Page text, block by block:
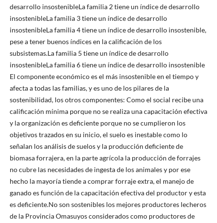
desarrollo insostenibleLa familia 2 tiene un índice de desarrollo
insostenibleLa familia 3 tiene un índice de desarrollo
insostenibleLa familia 4 tiene un índice de desarrollo insostenible,
pese a tener buenos índices en la calificación de los
subsistemas.La familia 5 tiene un índice de desarrollo
insostenibleLa familia 6 tiene un índice de desarrollo insostenible
El componente económico es el más insostenible en el tiempo y
afecta a todas las familias, y es uno de los pilares de la
sostenibilidad, los otros componentes: Como el social recibe una
calificación mínima porque no se realiza una capacitación efectiva
y la organización es deficiente porque no se cumplieron los
objetivos trazados en su inicio, el suelo es inestable como lo
señalan los análisis de suelos y la producción deficiente de
biomasa forrajera, en la parte agrícola la producción de forrajes
no cubre las necesidades de ingesta de los animales y por ese
hecho la mayoría tiende a comprar forraje extra, el manejo de
ganado es función de la capacitación efectiva del productor y esta
es deficiente.No son sostenibles los mejores productores lecheros
de la Provincia Omasuyos considerados como productores de